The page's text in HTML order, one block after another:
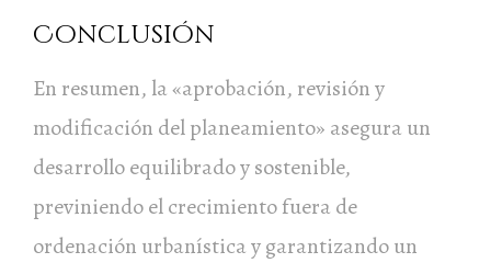
Conclusión
En resumen, la «aprobación, revisión y
modificación del planeamiento» asegura un
desarrollo equilibrado y sostenible,
previniendo el crecimiento fuera de
ordenación urbanística y garantizando un